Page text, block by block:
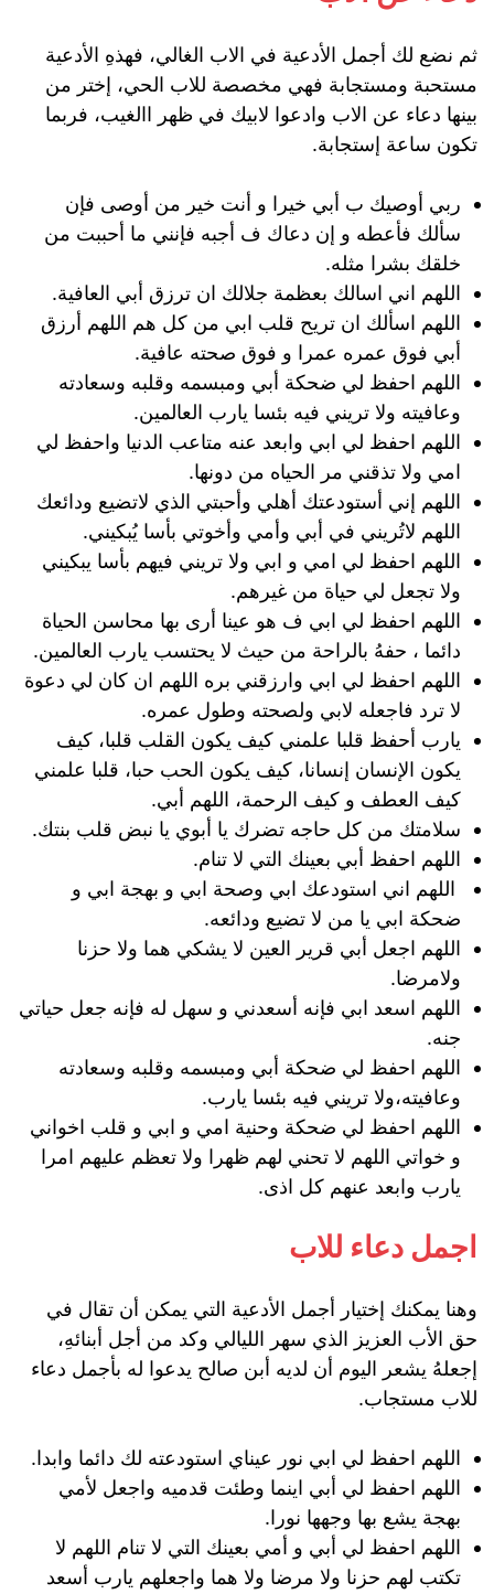
ثم نضع لك أجمل الأدعية في الاب الغالي، فهذهِ الأدعية
مستحبة ومستجابة فهي مخصصة للاب الحي، إختر من
بينها دعاء عن الاب وادعوا لابيك في ظهر االغيب، فربما
تكون ساعة إستجابة.
ربي أوصيك ب أبي خيرا و أنت خير من أوصى فإن
سألك فأعطه و إن دعاك ف أجبه فإنني ما أحببت من
خلقك بشرا مثله.
اللهم اني اسالك بعظمة جلالك ان ترزق أبي العافية.
اللهم اسألك ان تريح قلب ابي من كل هم اللهم أرزق
أبي فوق عمره عمرا و فوق صحته عافية.
اللهم احفظ لي ضحكة أبي ومبسمه وقلبه وسعادته
وعافيته ولا تريني فيه بئسا يارب العالمين.
اللهم احفظ لي ابي وابعد عنه متاعب الدنيا واحفظ لي
امي ولا تذقني مر الحياه من دونها.
اللهم إني أستودعتك أهلي وأحبتي الذي لاتضيع ودائعك
اللهم لاتُريني في أبي وأمي وأخوتي بأسا يُبكيني.
اللهم احفظ لي امي و ابي ولا تريني فيهم بأسا يبكيني
ولا تجعل لي حياة من غيرهم.
اللهم احفظ لي ابي ف هو عينا أرى بها محاسن الحياة
دائما ، حفهُ بالراحة من حيث لا يحتسب يارب العالمين.
اللهم احفظ لي ابي وارزقني بره اللهم ان كان لي دعوة
لا ترد فاجعله لابي ولصحته وطول عمره.
يارب أحفظ قلبا علمني كيف يكون القلب قلبا، كيف
يكون الإنسان إنسانا، كيف يكون الحب حبا، قلبا علمني
كيف العطف و كيف الرحمة، اللهم أبي.
سلامتك من كل حاجه تضرك يا أبوي يا نبض قلب بنتك.
اللهم احفظ أبي بعينك التي لا تنام.
‏ ‏اللهم اني استودعك ابي وصحة ابي و بهجة ابي و
ضحكة ابي يا من لا تضيع ودائعه.
اللهم اجعل أبي قرير العين لا يشكي هما ولا حزنا
ولامرضا.
اللهم اسعد ابي فإنه أسعدني و سهل له فإنه جعل حياتي
جنه.
اللهم احفظ لي ضحكة أبي ومبسمه وقلبه وسعادته
وعافيته،ولا تريني فيه بئسا يارب.
اللهم احفظ لي ضحكة وحنية امي و ابي و قلب اخواني
و خواتي اللهم لا تحني لهم ظهرا ولا تعظم عليهم امرا
يارب وابعد عنهم كل اذى.
اجمل دعاء للاب
وهنا يمكنك إختيار أجمل الأدعية التي يمكن أن تقال في
حق الأب العزيز الذي سهر الليالي وكد من أجل أبنائهِ،
إجعلهُ يشعر اليوم أن لديه أبن صالح يدعوا له بأجمل دعاء
للاب مستجاب.
اللهم احفظ لي ابي نور عيناي استودعته لك دائما وابدا.
اللهم احفظ لي أبي اينما وطئت قدميه واجعل لأمي
بهجة يشع بها وجهها نورا.
اللهم احفظ لي أبي و أمي بعينك التي لا تنام اللهم لا
تكتب لهم حزنا ولا مرضا ولا هما واجعلهم يارب أسعد